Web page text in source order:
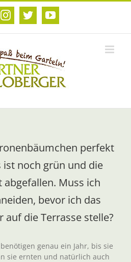
Instagram
TwitterYouTube
perfekt
noch grün und die
abgefallen. Muss ich
bevor ich das
auf die Terrasse stelle?
genau ein Jahr, bis sie
sie ernten und natürlich auch